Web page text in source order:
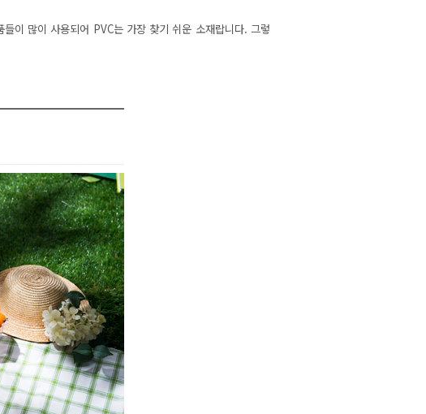
이 많이 사용되어 PVC는 가장 찾기 쉬운 소재랍니다. 그렇